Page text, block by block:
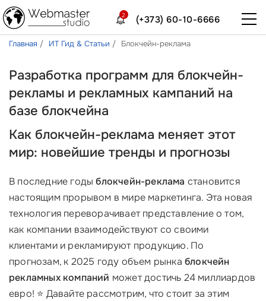
(+373) 60-10-6666
2
Главная ИТ Гид & Статьи Блокчейн-реклама
Разработка программ для блокчейн-
рекламы и рекламных кампаний на
базе блокчейна
Как блокчейн-реклама меняет этот
мир: новейшие тренды и прогнозы
В последние годыблокчейн-реклама становится
настоящим прорывом в мире маркетинга. Эта новая
технология переворачивает представление о том,
как компании взаимодействуют со своими
клиентами и рекламируют продукцию. По
прогнозам, к 2025 году объем рынка блокчейн
рекламных компаний может достичь 24 миллиардов
евро! ⭐ Давайте рассмотрим, что стоит за этим